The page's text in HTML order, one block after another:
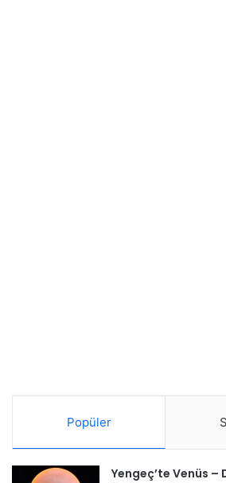
Popüler
Yengeç’te Venüs –